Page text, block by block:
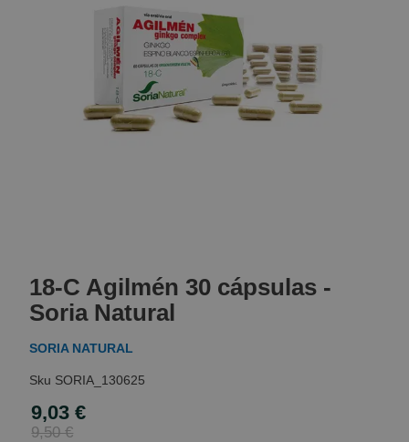
the
beginning
of
the
gallery
18-C Agilmén 30 cápsulas -
Soria Natural
SORIA NATURAL
SORIA_130625
Special
Price
9,03 €
9,50 €